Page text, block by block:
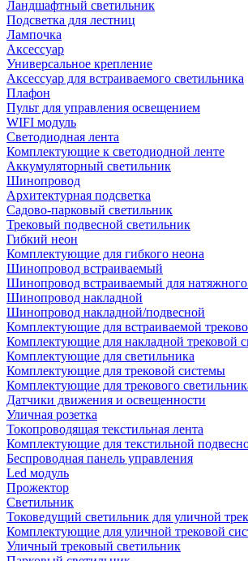
Ландшафтный светильник
Подсветка для лестниц
Лампочка
Аксессуар
Универсальное крепление
Аксессуар для встраиваемого светильника
Плафон
Пульт для управления освещением
WIFI модуль
Светодиодная лента
Комплектующие к светодиодной ленте
Аккумуляторный светильник
Шинопровод
Архитектурная подсветка
Садово-парковый светильник
Трековый подвесной светильник
Гибкий неон
Комплектующие для гибкого неона
Шинопровод встраиваемый
Шинопровод встраиваемый для натяжного
Шинопровод накладной
Шинопровод накладной/подвесной
Комплектующие для встраиваемой
Комплектующие для накладной трековой
Комплектующие для светильника
Комплектующие для трековой системы
Комплектующие для трекового
Датчики движения и освещенности
Уличная розетка
Токопроводящая текстильная лента
Комплектующие для текстильной
Беспроводная панель управления
Led модуль
Прожектор
Светильник
Токоведущий светильник для уличной
Комплектующие для уличной трековой
Уличный трековый светильник